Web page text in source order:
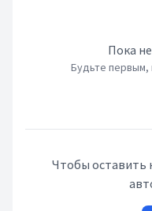
Пока
Будьте первым,
Чтобы оставить